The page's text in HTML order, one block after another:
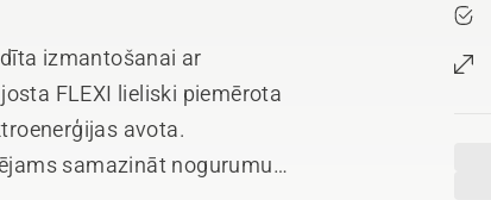
izmantošanai ar
piemērota
avota.
samazināt nogurumu